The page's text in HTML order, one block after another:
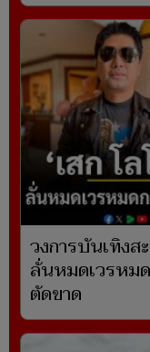
วงการบันเทิงส
ลั่นหมดเวรหม
ตัดขาด